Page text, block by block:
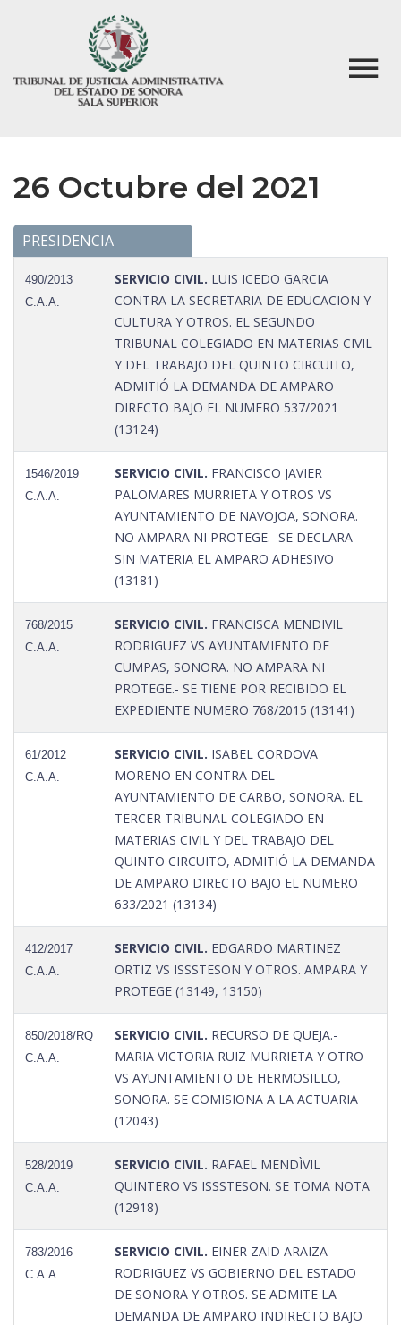
26 Octubre del 2021
PRESIDENCIA
490/2013
C.A.A.
SERVICIO CIVIL. LUIS ICEDO GARCIA
CONTRA LA SECRETARIA DE EDUCACION Y
CULTURA Y OTROS. EL SEGUNDO
TRIBUNAL COLEGIADO EN MATERIAS CIVIL
Y DEL TRABAJO DEL QUINTO CIRCUITO,
ADMITIÓ LA DEMANDA DE AMPARO
DIRECTO BAJO EL NUMERO 537/2021
(13124)
1546/2019
C.A.A.
SERVICIO CIVIL. FRANCISCO JAVIER
PALOMARES MURRIETA Y OTROS VS
AYUNTAMIENTO DE NAVOJOA, SONORA.
NO AMPARA NI PROTEGE.- SE DECLARA
SIN MATERIA EL AMPARO ADHESIVO
(13181)
768/2015
C.A.A.
SERVICIO CIVIL. FRANCISCA MENDIVIL
RODRIGUEZ VS AYUNTAMIENTO DE
CUMPAS, SONORA. NO AMPARA NI
PROTEGE.- SE TIENE POR RECIBIDO EL
EXPEDIENTE NUMERO 768/2015 (13141)
61/2012
C.A.A.
SERVICIO CIVIL. ISABEL CORDOVA
MORENO EN CONTRA DEL
AYUNTAMIENTO DE CARBO, SONORA. EL
TERCER TRIBUNAL COLEGIADO EN
MATERIAS CIVIL Y DEL TRABAJO DEL
QUINTO CIRCUITO, ADMITIÓ LA DEMANDA
DE AMPARO DIRECTO BAJO EL NUMERO
633/2021 (13134)
412/2017
C.A.A.
SERVICIO CIVIL. EDGARDO MARTINEZ
ORTIZ VS ISSSTESON Y OTROS. AMPARA Y
PROTEGE (13149, 13150)
850/2018/RQ
C.A.A.
SERVICIO CIVIL. RECURSO DE QUEJA.-
MARIA VICTORIA RUIZ MURRIETA Y OTRO
VS AYUNTAMIENTO DE HERMOSILLO,
SONORA. SE COMISIONA A LA ACTUARIA
(12043)
528/2019
C.A.A.
SERVICIO CIVIL. RAFAEL MENDÌVIL
QUINTERO VS ISSSTESON. SE TOMA NOTA
(12918)
783/2016
C.A.A.
SERVICIO CIVIL. EINER ZAID ARAIZA
RODRIGUEZ VS GOBIERNO DEL ESTADO
DE SONORA Y OTROS. SE ADMITE LA
DEMANDA DE AMPARO INDIRECTO BAJO